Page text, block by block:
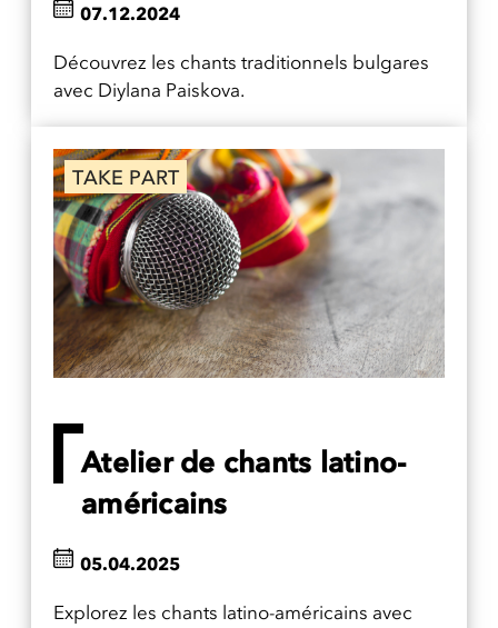
Découvrez les chants traditionnels bulgares
avec Diylana Paiskova.
07.12.2024
TAKE PART
Atelier de chants latino-
américains
Explorez les chants latino-américains avec
05.04.2025